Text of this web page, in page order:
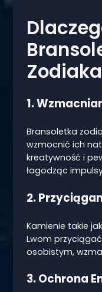
1.
Bransoletka
wzmocnić ich
kreatywność i
łagodząc
2.
Kamienie takie
Lwom
osobistym,
3. Ochrona